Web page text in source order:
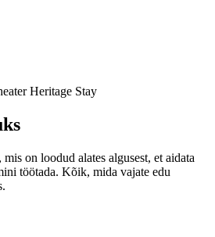
Heritage Stay
on loodud alates algusest, et aidata
töötada. Kõik, mida vajate edu